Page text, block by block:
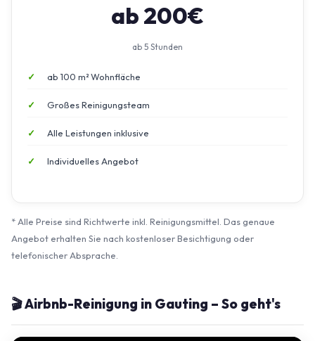
ab 200€
ab 5 Stunden
ab 100 m² Wohnfläche
Großes Reinigungsteam
Alle Leistungen inklusive
Individuelles Angebot
* Alle Preise sind Richtwerte inkl. Reinigungsmittel. Das genaue
Angebot erhalten Sie nach kostenloser Besichtigung oder
telefonischer Absprache.
🎬 Airbnb-Reinigung in Gauting – So geht's